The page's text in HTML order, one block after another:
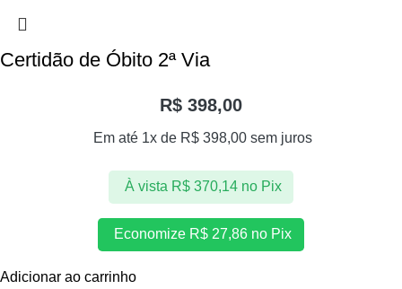
Certidão de Óbito 2ª Via
R$ 398,00
Em até 1x de R$ 398,00 sem juros
À vista R$370,14 no Pix
Economize R$ 27,86 no Pix
Adicionar ao carrinho